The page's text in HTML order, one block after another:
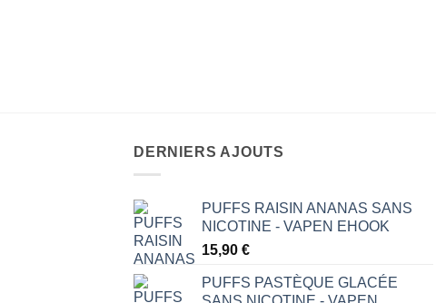
DERNIERS AJOUTS
PUFFS RAISIN ANANAS SANS
NICOTINE - VAPEN EHOOK
15,90 €
PUFFS PASTÈQUE GLACÉE